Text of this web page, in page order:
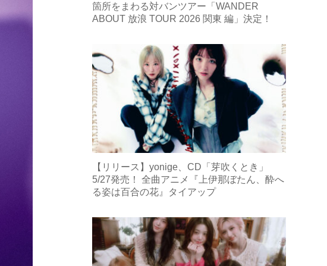
箇所をまわる対バンツアー「WANDER
ABOUT 放浪 TOUR 2026 関東 編」決定！
【リリース】yonige、CD「芽吹くとき」
5/27発売！ 全曲アニメ『上伊那ぼたん、酔へ
る姿は百合の花』タイアップ